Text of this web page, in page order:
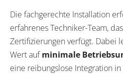
Die fachgerechte Installation
erfahrenes Techniker-Team,
Zertifizierungen verfügt. Dabei
Wert aufminimale
eine reibungslose Integration